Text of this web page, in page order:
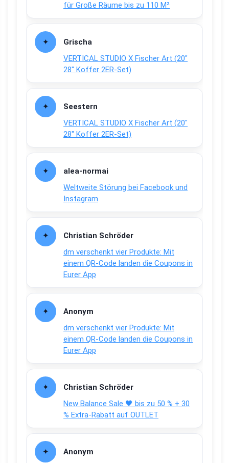
für Große Räume bis zu 110 M²
Grischa
VERTICAL STUDIO X Fischer Art (20″
28″ Koffer 2ER-Set)
Seestern
VERTICAL STUDIO X Fischer Art (20″
28″ Koffer 2ER-Set)
alea-normai
Weltweite Störung bei Facebook und
Instagram
Christian Schröder
dm verschenkt vier Produkte: Mit
einem QR-Code landen die Coupons in
Eurer App
Anonym
dm verschenkt vier Produkte: Mit
einem QR-Code landen die Coupons in
Eurer App
Christian Schröder
New Balance Sale 🖤 bis zu 50 % + 30
% Extra-Rabatt auf OUTLET
Anonym